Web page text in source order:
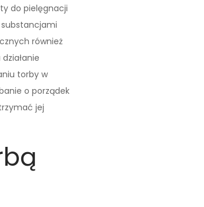
do pielęgnacji
również
torby w
o porządek
jej